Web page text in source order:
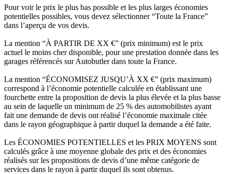
Pour voir le prix le plus bas possible et les plus larges économies
potentielles possibles, vous devez sélectionner “Toute la France”
dans l’aperçu de vos devis.
La mention “À PARTIR DE XX €” (prix minimum) est le prix
actuel le moins cher disponible, pour une prestation donnée dans les
garages référencés sur Autobutler dans toute la France.
La mention “ÉCONOMISEZ JUSQU’À XX €” (prix maximum)
correspond à l’économie potentielle calculée en établissant une
fourchette entre la proposition de devis la plus élevée et la plus basse
au sein de laquelle un minimum de 25 % des automobilistes ayant
fait une demande de devis ont réalisé l’économie maximale citée
dans le rayon géographique à partir duquel la demande a été faite.
Les ÉCONOMIES POTENTIELLES et les PRIX MOYENS sont
calculés grâce à une moyenne globale des prix et des économies
réalisés sur les propositions de devis d’une même catégorie de
services dans le rayon à partir duquel ils sont obtenus.